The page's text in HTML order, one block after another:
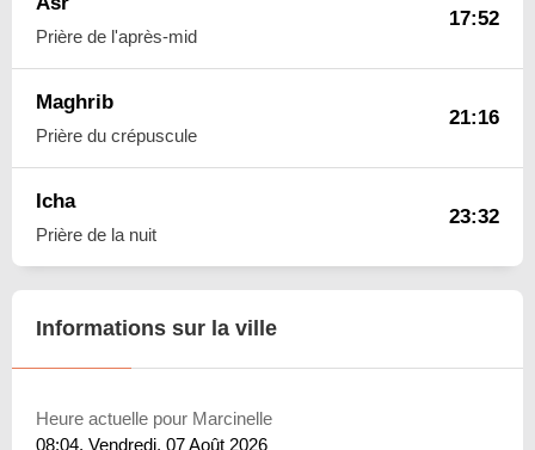
Prière de l'après-mid
17:52
Maghrib
Prière du crépuscule
21:16
Icha
Prière de la nuit
23:32
Informations sur la ville
Heure actuelle pour Marcinelle
08:04, Vendredi, 07 Août 2026